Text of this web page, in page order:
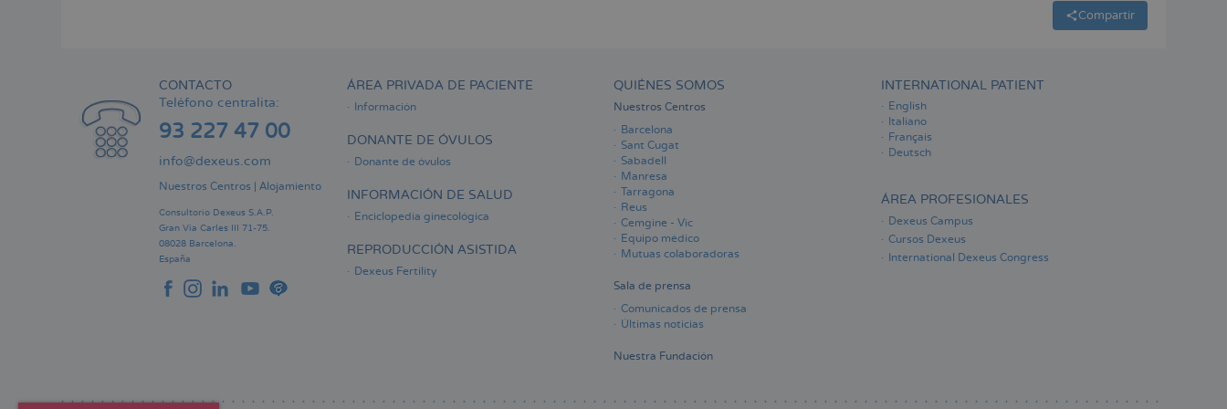
Compartir
CONTACTO
Teléfono centralita:
93 227 47 00
info@dexeus.com
Nuestros Centros | Alojamiento
Consultorio Dexeus S.A.P.
Gran Via Carles III 71-75.
08028 Barcelona.
España
ÁREA PRIVADA DE PACIENTE
Información
DONANTE DE ÓVULOS
Donante de óvulos
INFORMACIÓN DE SALUD
Enciclopedia ginecológica
REPRODUCCIÓN ASISTIDA
Dexeus Fertility
QUIÉNES SOMOS
Nuestros Centros
Barcelona
Sant Cugat
Sabadell
Manresa
Tarragona
Reus
Cemgine - Vic
Equipo médico
Mutuas colaboradoras
Sala de prensa
Comunicados de prensa
Últimas noticias
Nuestra Fundación
INTERNATIONAL PATIENT
English
Italiano
Français
Deutsch
ÁREA PROFESIONALES
Dexeus Campus
Cursos Dexeus
International Dexeus Congress